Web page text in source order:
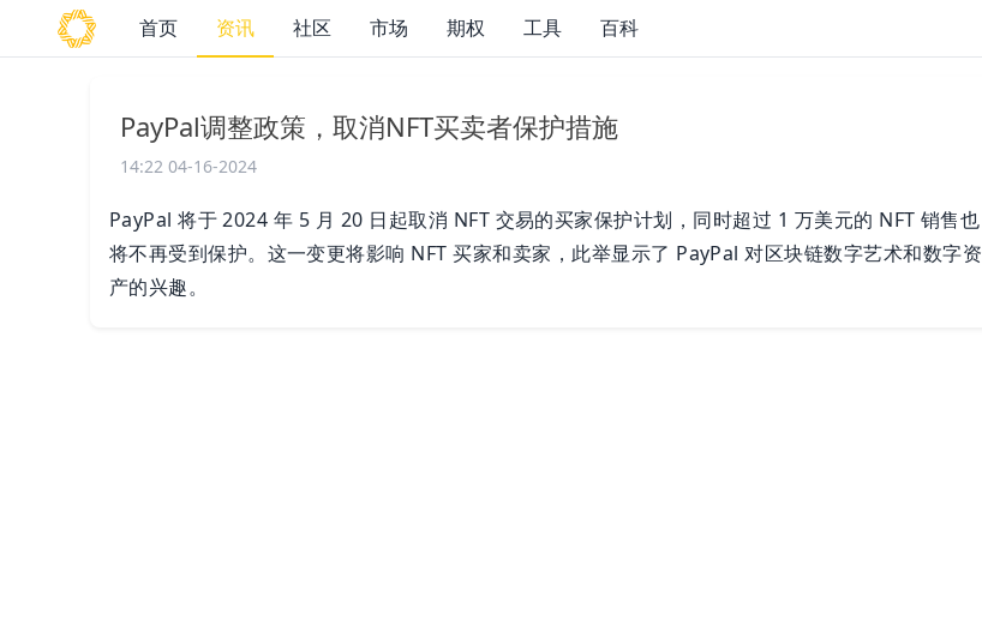
首页 资讯 社区 市场 期权 工具 百科
PayPal调整政策，取消NFT买卖者保护措施
14:22 04-16-2024
PayPal 将于 2024 年 5 月 20 日起取消 NFT 交易的买家保护计划，同时超过 1 万美元的 NFT 销售也
将不再受到保护。这一变更将影响 NFT 买家和卖家，此举显示了 PayPal 对区块链数字艺术和数字资
产的兴趣。